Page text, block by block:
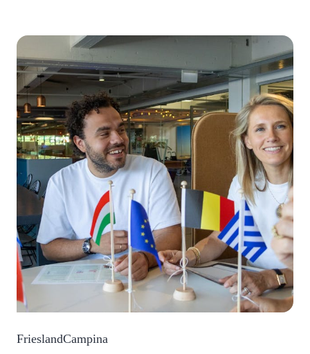
FrieslandCampina